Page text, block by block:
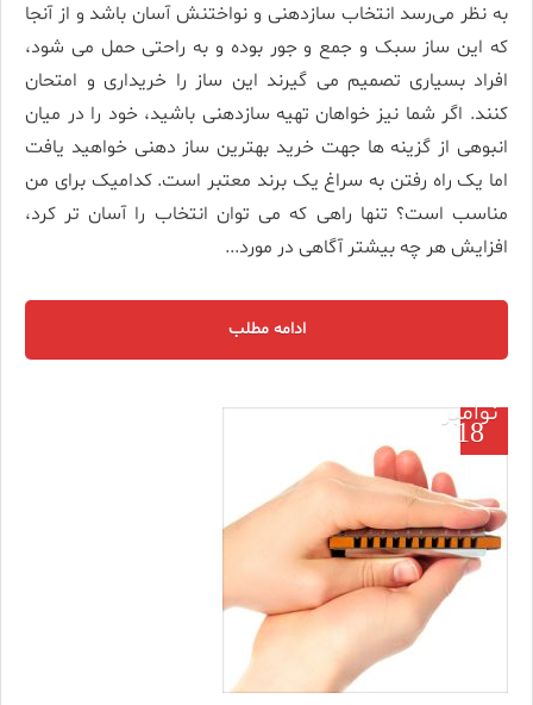
به نظر می‌رسد انتخاب سازدهنی و نواختنش آسان باشد و از آنجا
که این ساز سبک و جمع و جور بوده و به راحتی حمل می شود،
افراد بسیاری تصمیم می گیرند این ساز را خریداری و امتحان
کنند. اگر شما نیز خواهان تهیه سازدهنی باشید، خود را در میان
انبوهی از گزینه ها جهت خرید بهترین ساز دهنی خواهید یافت
اما یک راه رفتن به سراغ یک برند معتبر است. کدامیک برای من
مناسب است؟ تنها راهی که می ‌توان انتخاب را آسان ‌تر کرد،
افزایش هر چه بیشتر آگاهی در مورد...
ادامه مطلب
نوامبر
18